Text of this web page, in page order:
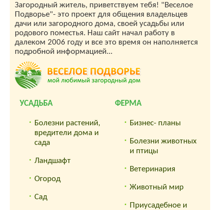
Загородный житель, приветствуем тебя! "Веселое
Подворье"- это проект для общения владельцев
дачи или загородного дома, своей усадьбы или
родового поместья. Наш сайт начал работу в
далеком 2006 году и все это время он наполняется
подробной информацией...
УСАДЬБА
Болезни растений,
вредители дома и
сада
Ландшафт
Огород
Сад
ФЕРМА
Бизнес- планы
Болезни животных
и птицы
Ветеринария
Животный мир
Приусадебное и